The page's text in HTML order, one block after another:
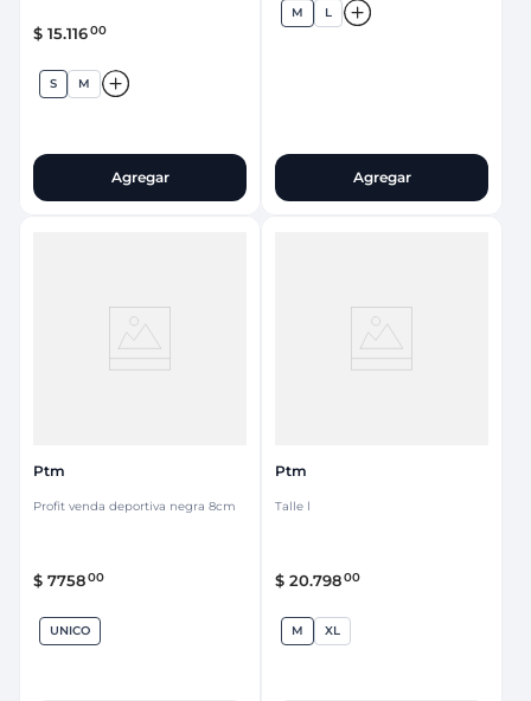
$ 15.11600
S M
Agregar
M L
Agregar
Ptm
Profit venda deportiva negra 8cm
$ 775800
UNICO
Ptm
Talle l
$ 20.79800
M XL